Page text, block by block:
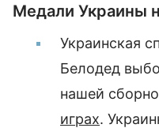
Медали Украины
Украинская
Белодед
нашей
играх.